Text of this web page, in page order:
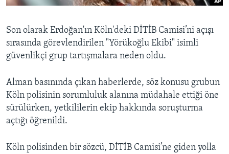
Son olarak Erdoğan'ın Köln'deki DİTİB Camisi’ni açışı
sırasında görevlendirilen "Yörükoğlu Ekibi" isimli
güvenlikçi grup tartışmalara neden oldu.
Alman basınında çıkan haberlerde, söz konusu grubun
Köln polisinin sorumluluk alanına müdahale ettiği öne
sürülürken, yetkililerin ekip hakkında soruşturma
açtığı öğrenildi.
Köln polisinden bir sözcü, DİTİB Camisi’ne giden yolla